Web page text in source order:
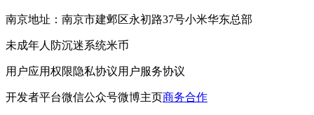
南京地址：南京市建邺区永初路37号小米华东总部
未成年人防沉迷系统米币
用户应用权限隐私协议用户服务协议
开发者平台微信公众号微博主页商务合作